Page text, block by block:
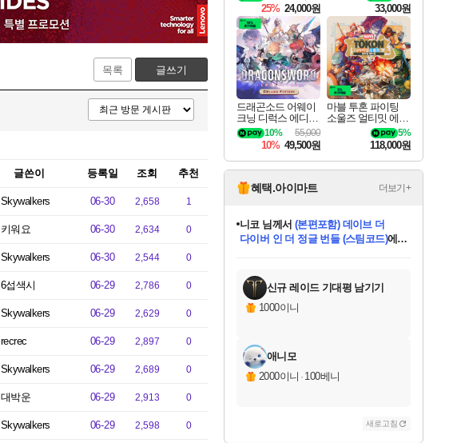
목록 글쓰기
글쓴이 등록일 조회 추천
Skywalkers 06-30 2,658 1
키워요 06-30 2,634 0
Skywalkers 06-30 2,544 0
6섭색시 06-29 2,786 0
Skywalkers 06-29 2,629 0
recrec 06-29 2,897 0
Skywalkers 06-29 2,689 0
대박운 06-29 2,913 0
Skywalkers 06-29 2,598 0
25% 24,000원 33,000원
드래곤소드 어웨이
크닝 디럭스 에디션
DragonSword Awake
ning Deluxe Edition
55,000
10%
10% 49,500원
마블 투혼 파이팅
소울즈 얼티밋 에디
션 MARVEL Tokon
Fighting Souls Ultima
5%
118,000원
혜택.아이마트 더보기+
교환.
당첨되셨습니다.
다이버 인 더 정글 번들 (스팀코드)
당첨되셨습니다.
한건했습니다님께서마피아
당첨되셨습니다.
당첨되셨습니다.
당첨되셨습니다.
당첨되셨습니다.
에디션 (스팀코드)를 교환.
당첨되셨습니다.
신규 레이드 기대평 남기기
1000이니
애니모
2000이니 · 100베니
새로고침